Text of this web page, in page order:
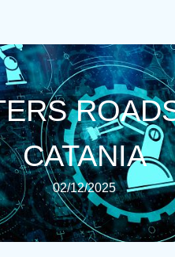
CATANIA
02/12/2025